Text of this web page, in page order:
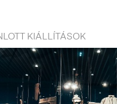
KIÁLLÍTÁSOK